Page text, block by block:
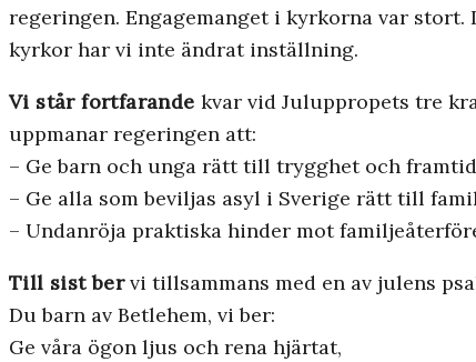
regeringen. Engagemanget i kyrkorna var
kyrkor har vi inte ändrat inställning.
Vi står fortfarande kvar vid Juluppropets tre
uppmanar regeringen att:
– Ge barn och unga rätt till trygghet och
– Ge alla som beviljas asyl i Sverige rätt till
– Undanröja praktiska hinder mot
Till sist bervi tillsammans med en av julens
Du barn av Betlehem, vi ber:
Ge våra ögon ljus och rena hjärtat,